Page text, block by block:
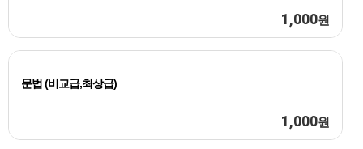
1,000원
문법 (비교급,최상급)
1,000원